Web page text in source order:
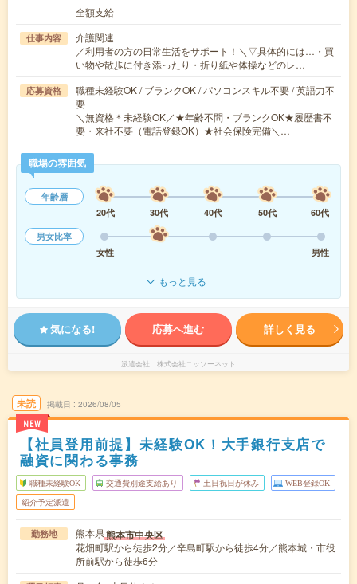
全額支給
仕事内容
介護関連
／利用者の方の日常生活をサポート！＼▽具体的には…・買
い物や散歩に付き添ったり・折り紙や体操などのレ…
応募資格
職種未経験OK / ブランクOK / パソコンスキル不要 / 英語力不
要
＼無資格＊未経験OK／★年齢不問・ブランクOK★履歴書不
要・来社不要（電話登録OK）★社会保険完備＼…
職場の雰囲気
年齢層
20代
30代 40代 50代
60代
男女比率
女性
男性
もっと見る
気になる! 応募へ進む 詳しく見る
派遣会社 株式会社ニッソーネット
未読
NEW
掲載日 2026/08/05
【社員登用前提】未経験OK！大手銀行支店で
融資に関わる事務
職種未経験OK 交通費別途支給あり 土日祝日が休み WEB登録OK
紹介予定派遣
勤務地 熊本県熊本市中央区
花畑町駅から徒歩2分／辛島町駅から徒歩4分／熊本城・市役
所前駅から徒歩6分